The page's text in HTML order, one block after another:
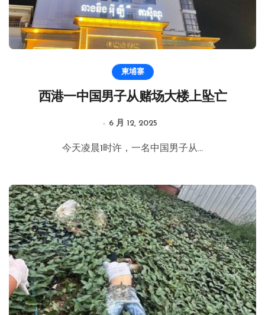
柬埔寨
西港一中国男子从赌场大楼上坠亡
6 月 12, 2025
今天凌晨1时许，一名中国男子从...